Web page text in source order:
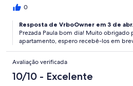
0
Resposta de VrboOwner em 3 de
Prezada Paula bom dia! Muito
apartamento, espero recebê-los em
Avaliação verificada
10/10 - Excelente